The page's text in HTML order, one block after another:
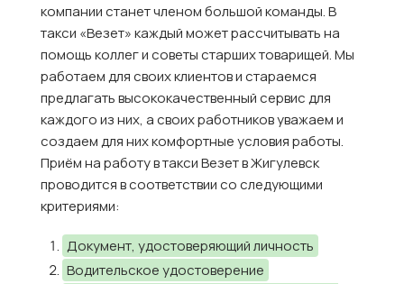
компании станет членом большой команды. В
такси «Везет» каждый может рассчитывать на
помощь коллег и советы старших товарищей. Мы
работаем для своих клиентов и стараемся
предлагать высококачественный сервис для
каждого из них, а своих работников уважаем и
создаем для них комфортные условия работы.
Приём на работу в такси Везет в Жигулевск
проводится в соответствии со следующими
критериями:
Документ, удостоверяющий личность
Водительское удостоверение